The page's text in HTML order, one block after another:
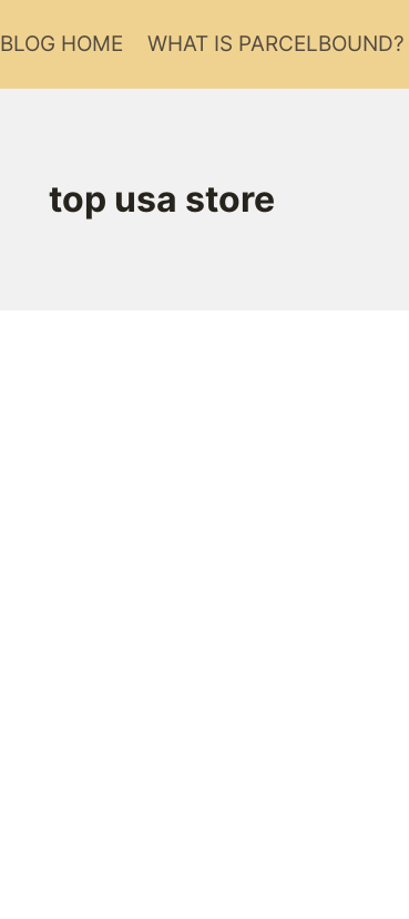
BLOG HOME WHAT IS PARCELBOUND?
top usa store